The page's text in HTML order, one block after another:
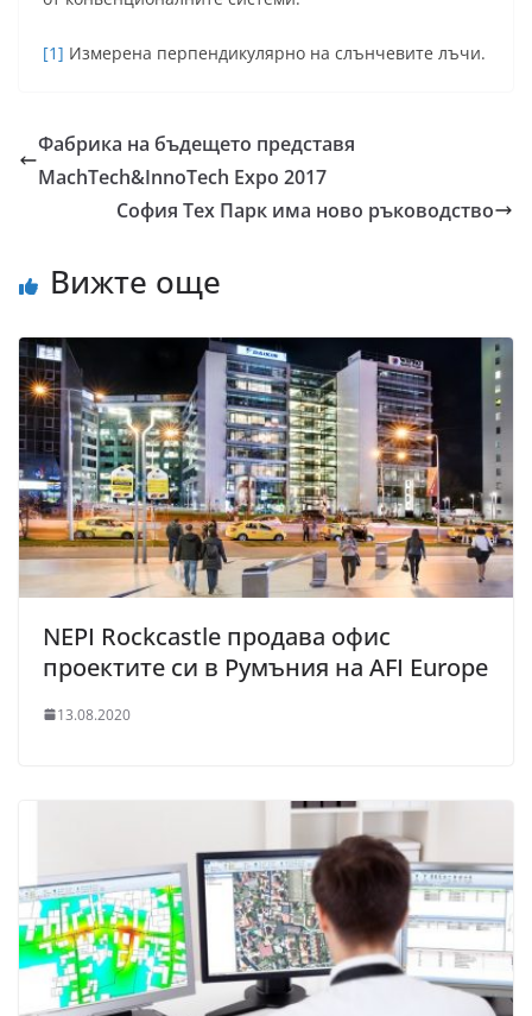
[1] Измерена перпендикулярно на слънчевите лъчи.
Фабрика на бъдещето представя
MachTech&InnoTech Expo 2017
София Тех Парк има ново ръководство
Вижте още
NEPI Rockcastle продава офис
проектите си в Румъния на AFI Europe
13.08.2020